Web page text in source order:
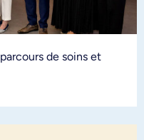
de soins et